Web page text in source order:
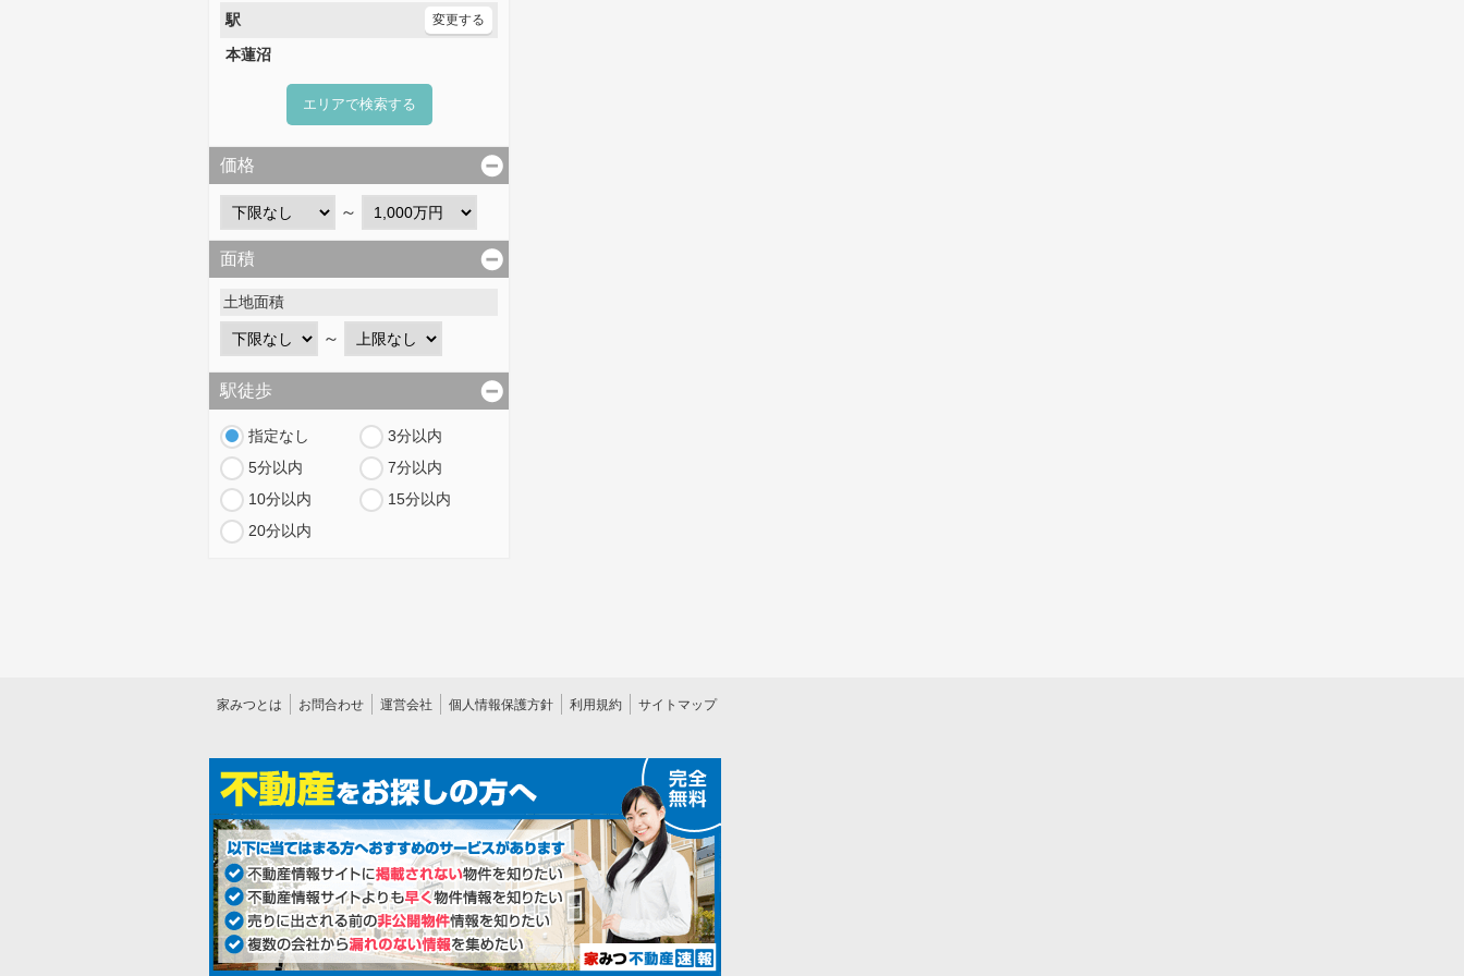
駅
変更する
本蓮沼
エリアで検索する
価格
～
面積
土地面積
～
駅徒歩
指定なし
3分以内
5分以内
7分以内
10分以内
15分以内
20分以内
家みつとは お問合わせ 運営会社 個人情報保護方針 利用規約 サイトマップ